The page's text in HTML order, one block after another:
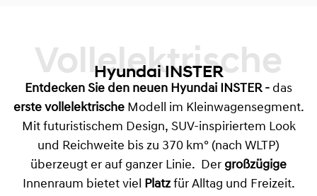
Vollelektrische
Hyundai INSTER
Entdecken Sie den neuen Hyundai INSTER- das
erste vollelektrischeModell im Kleinwagensegment.
Mit futuristischem Design, SUV-inspiriertem Look
und Reichweite bis zu 370 km° (nach WLTP)
überzeugt er auf ganzer Linie. Der großzügige
Innenraum bietet viel Platzfür Alltag und Freizeit.